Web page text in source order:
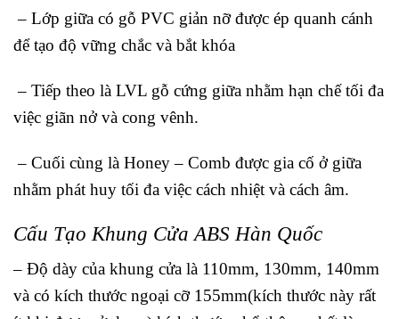
– Lớp giữa có gỗ PVC giản nỡ được ép quanh cánh
để tạo độ vững chắc và bắt khóa
– Tiếp theo là LVL gỗ cứng giữa nhằm hạn chế tối đa
việc giãn nở và cong vênh.
– Cuối cùng là Honey – Comb được gia cố ở giữa
nhằm phát huy tối đa việc cách nhiệt và cách âm.
Cấu Tạo Khung Cửa ABS Hàn Quốc
– Độ dày của khung cửa là 110mm, 130mm, 140mm
và có kích thước ngoại cỡ 155mm(kích thước này rất